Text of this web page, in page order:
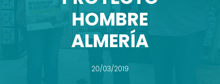
HOMBRE
ALMERÍA
20/03/2019